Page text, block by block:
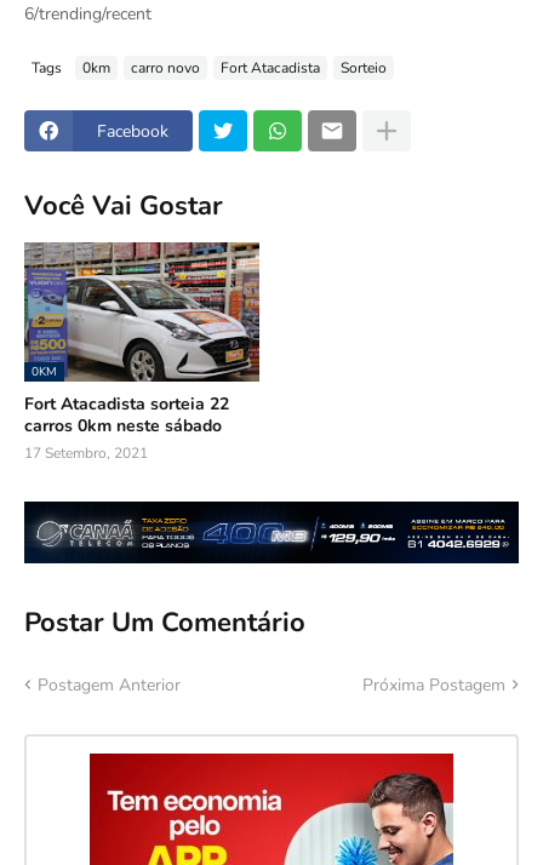
6/trending/recent
Tags 0km carro novo Fort Atacadista Sorteio
Facebook
Você Vai Gostar
0KM
Fort Atacadista sorteia 22
carros 0km neste sábado
17 Setembro, 2021
Postar Um Comentário
Postagem Anterior Próxima Postagem